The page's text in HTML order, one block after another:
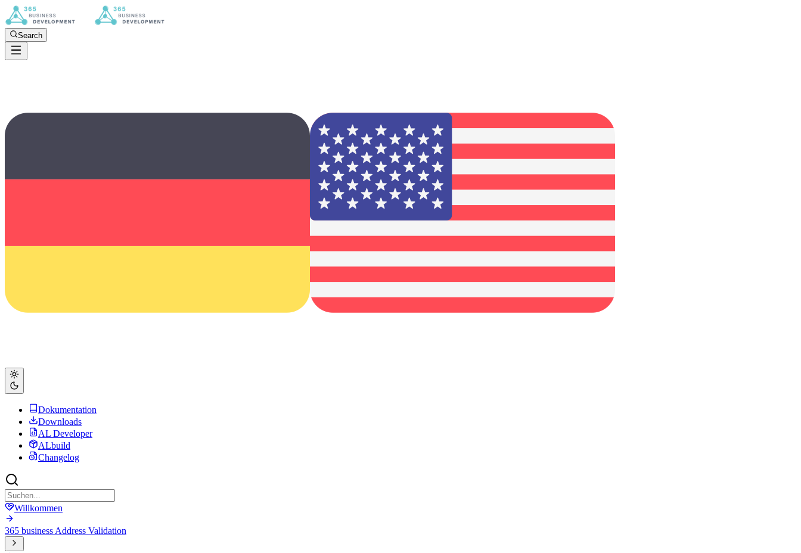
Search
Dokumentation
Downloads
AL Developer
ALbuild
Changelog
Willkommen
365 business Address Validation